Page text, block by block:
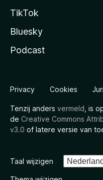
TikTok
Bluesky
Podcast
Privacy Cookies
Tenzij anders vermeld , is
de Creative Commons
v3.0 of latere versie van
Taal wijzigen